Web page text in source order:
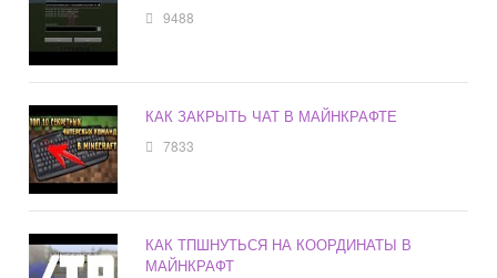
9488
КАК ЗАКРЫТЬ ЧАТ В МАЙНКРАФТЕ
7833
КАК ТПШНУТЬСЯ НА КООРДИНАТЫ В
МАЙНКРАФТ